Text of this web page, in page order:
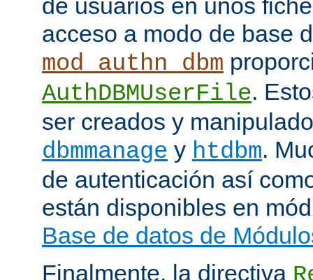
de usuarios en unos
acceso a modo de base
mod_authn_dbm
AuthDBMUserFile.
ser creados y
dbmmanage y htdbm.
de autenticación así
están disponibles en
Base de datos de
Finalmente, la directiva